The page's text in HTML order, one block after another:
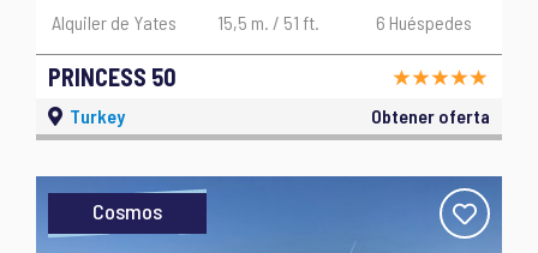
PRINCESS 50
Alquiler de Yates 15,5 m. / 51 ft. 6 Huéspedes
Turkey Obtener oferta
Cosmos